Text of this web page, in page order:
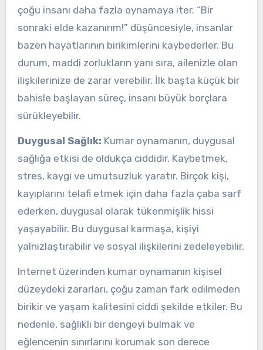
çoğu insanı daha fazla oynamaya iter. “Bir
sonraki elde kazanırım!” düşüncesiyle, insanlar
bazen hayatlarının birikimlerini kaybederler. Bu
durum, maddi zorlukların yanı sıra, ailenizle olan
ilişkilerinize de zarar verebilir. İlk başta küçük bir
bahisle başlayan süreç, insanı büyük borçlara
sürükleyebilir.
Duygusal Sağlık: Kumar oynamanın, duygusal
sağlığa etkisi de oldukça ciddidir. Kaybetmek,
stres, kaygı ve umutsuzluk yaratır. Birçok kişi,
kayıplarını telafi etmek için daha fazla çaba sarf
ederken, duygusal olarak tükenmişlik hissi
yaşayabilir. Bu duygusal karmaşa, kişiyi
yalnızlaştırabilir ve sosyal ilişkilerini zedeleyebilir.
Internet üzerinden kumar oynamanın kişisel
düzeydeki zararları, çoğu zaman fark edilmeden
birikir ve yaşam kalitesini ciddi şekilde etkiler. Bu
nedenle, sağlıklı bir dengeyi bulmak ve
eğlencenin sınırlarını korumak son derece